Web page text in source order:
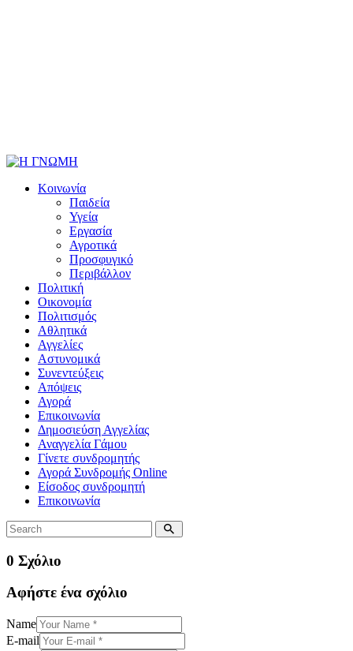
Κοινωνία
Παιδεία
Υγεία
Εργασία
Αγροτικά
Προσφυγικό
Περιβάλλον
Πολιτική
Οικονομία
Πολιτισμός
Αθλητικά
Αγγελίες
Αστυνομικά
Συνεντεύξεις
Απόψεις
Αγορά
Επικοινωνία
Δημοσιεύση Αγγελίας
Αναγγελία Γάμου
Γίνετε συνδρομητής
Αγορά Συνδρομής Online
Είσοδος συνδρομητή
Επικοινωνία
0 Σχόλιο
Αφήστε ένα σχόλιο
Name
E-mail